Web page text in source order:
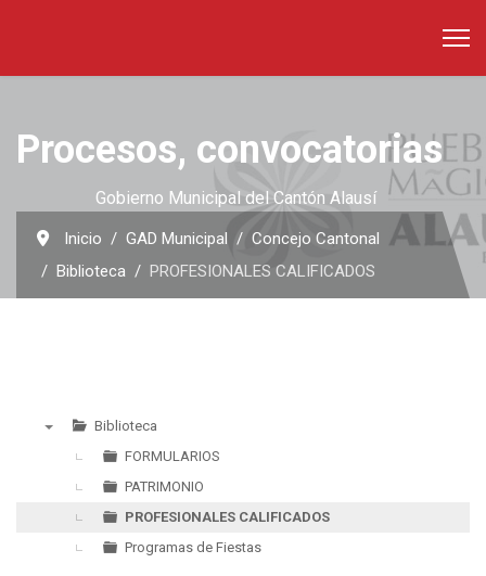
Procesos, convocatorias
Gobierno Municipal del Cantón Alausí
Inicio GAD Municipal
Concejo Cantonal
Biblioteca
PROFESIONALES CALIFICADOS
Biblioteca
FORMULARIOS
PATRIMONIO
PROFESIONALES CALIFICADOS
Programas de Fiestas